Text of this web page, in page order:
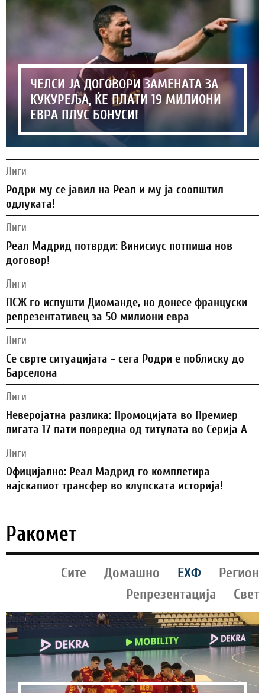
ЧЕЛСИ ЈА ДОГОВОРИ ЗАМЕНАТА ЗА
КУКУРЕЉА, ЌЕ ПЛАТИ 19 МИЛИОНИ
ЕВРА ПЛУС БОНУСИ!
Лиги
Родри му се јавил на Реал и му ја соопштил
одлуката!
Лиги
Реал Мадрид потврди: Винисиус потпиша нов
договор!
Лиги
ПСЖ го испушти Диоманде, но донесе француски
репрезентативец за 50 милиони евра
Лиги
Се сврте ситуацијата - сега Родри е поблиску до
Барселона
Лиги
Неверојатна разлика: Промоцијата во Премиер
лигата 17 пати повредна од титулата во Серија А
Лиги
Официјално: Реал Мадрид го комплетира
најскапиот трансфер во клупската историја!
Ракомет
Сите Домашно ЕХФ
Регион
Репрезентација
Свет